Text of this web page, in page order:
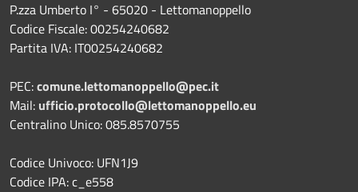
P.zza Umberto I° - 65020 - Lettomanoppello
Codice Fiscale: 00254240682
Partita IVA: IT00254240682
PEC:comune.lettomanoppello@pec.it
Mail: ufficio.protocollo@lettomanoppello.eu
Centralino Unico: 085.8570755
Codice Univoco: UFN1J9
Codice IPA: c_e558